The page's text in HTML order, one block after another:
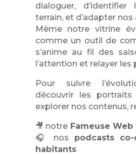
dialoguer,
terrain, et d’adapter nos
Même notre vitrine
comme un outil de
s’anime au fil des
l’attention et relayer les
Pour suivre
découvrir les
explorer nos contenus,
🎥 notreFameuse Web
🎧 nos podcasts
habitants